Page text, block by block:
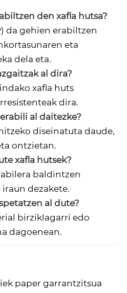
den xafla hutsa?
da gehien erabiltzen
eta
dela eta.
al dira?
xafla huts
dira.
al daitezke?
diseinatuta daude,
ontzietan.
xafla hutsek?
baldintzen
dezakete.
al dute?
birziklagarri edo
dagoenean.
paper garrantzitsua